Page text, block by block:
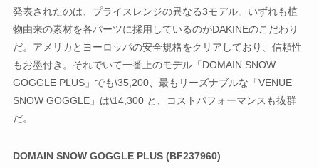
発表されたのは、プライスレンジの異なる3モデル。いずれも植
物由来の素材を各パーツに採用しているのがDAKINEのこだわり
だ。アメリカとヨーロッパの安全規格をクリアしており、信頼性
もお墨付き。それでいて一番上のモデル「DOMAIN SNOW
GOGGLE PLUS」でも\35,200、最もリーズナブルな「VENUE
SNOW GOGGLE」は\14,300 と、コストパフォーマンスも抜群
だ。
DOMAIN SNOW GOGGLE PLUS (BF237960)